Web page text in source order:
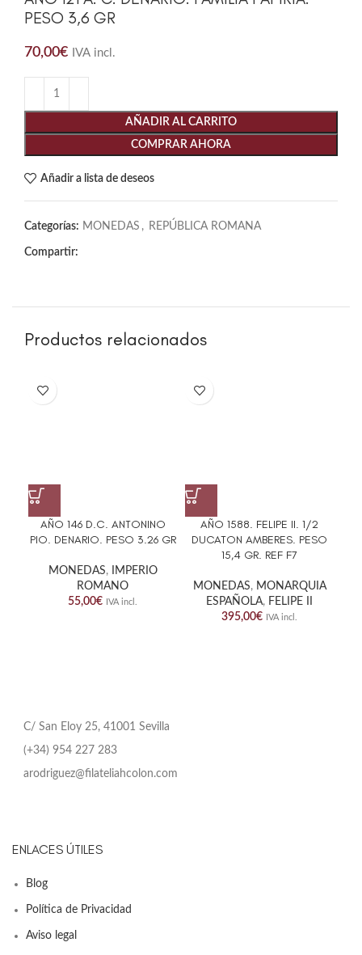
PESO 3,6 GR
70,00€ IVA incl.
AÑADIR AL CARRITO
COMPRAR AHORA
Añadir a lista de deseos
Categorías: MONEDAS , REPÚBLICA ROMANA
Compartir:
Productos relacionados
AÑO 146 D.C. ANTONINO
PIO. DENARIO. PESO 3.26 GR
MONEDAS,
IMPERIO
ROMANO
55,00€ IVA incl.
AÑO 1588. FELIPE II. 1/2
DUCATON AMBERES. PESO
15,4 GR. REF F7
MONEDAS, MONARQUIA
ESPAÑOLA, FELIPE II
395,00€ IVA incl.
C/ San Eloy 25, 41001 Sevilla
(+34) 954 227 283
arodriguez@filateliahcolon.com
ENLACES ÚTILES
Blog
Política de Privacidad
Aviso legal